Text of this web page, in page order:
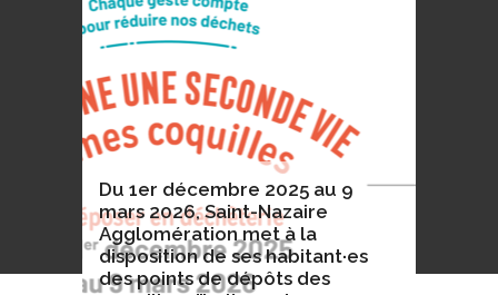
Du 1er décembre 2025 au 9
mars 2026, Saint-Nazaire
Agglomération met à la
disposition de ses habitant·es
des points de dépôts des